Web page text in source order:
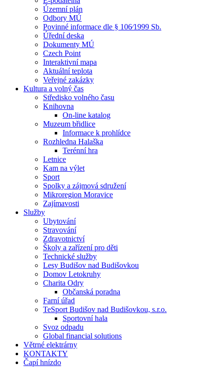
Územní plán
Odbory MÚ
Povinné informace dle § 106⁄1999 Sb.
Úřední deska
Dokumenty MÚ
Czech Point
Interaktivní mapa
Aktuální teplota
Veřejné zakázky
Kultura a volný čas
Středisko volného času
Knihovna
On-line katalog
Muzeum břidlice
Informace k prohlídce
Rozhledna Halaška
Terénní hra
Letnice
Kam na výlet
Sport
Spolky a zájmová sdružení
Mikroregion Moravice
Zajímavosti
Služby
Ubytování
Stravování
Zdravotnictví
Školy a zařízení pro děti
Technické služby
Lesy Budišov nad Budišovkou
Domov Letokruhy
Charita Odry
Občanská poradna
Farní úřad
TeSport Budišov nad Budišovkou, s.r.o.
Sportovní hala
Svoz odpadu
Global financial solutions
Větrné elektrárny
KONTAKTY
Čapí hnízdo